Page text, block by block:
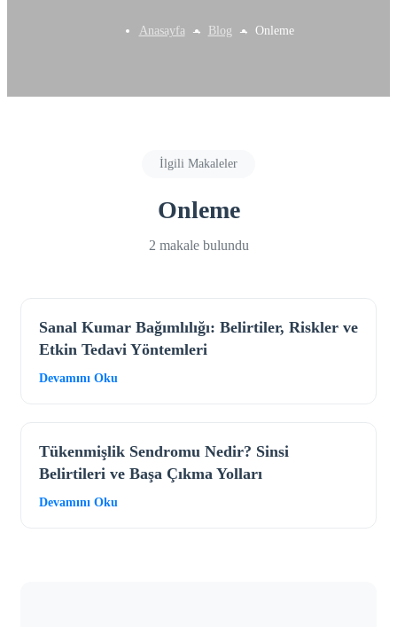
Anasayfa Blog Onleme
İlgili Makaleler
Onleme
2 makale bulundu
Sanal Kumar Bağımlılığı: Belirtiler, Riskler ve
Etkin Tedavi Yöntemleri
Devamını Oku
Tükenmişlik Sendromu Nedir? Sinsi
Belirtileri ve Başa Çıkma Yolları
Devamını Oku